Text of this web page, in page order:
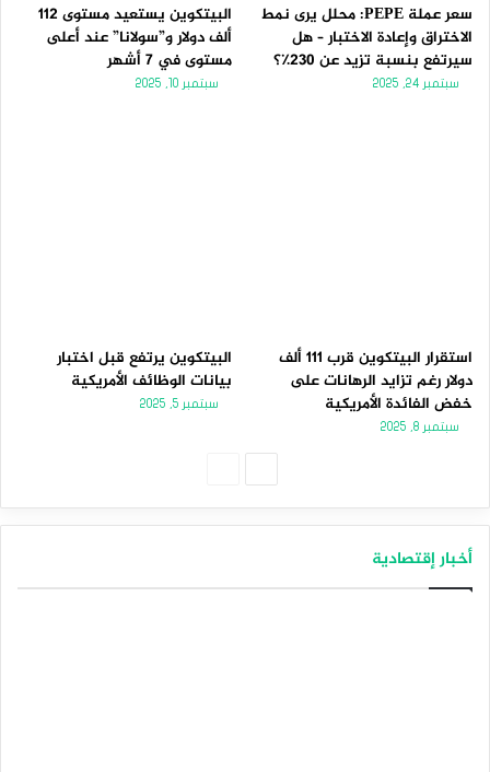
سعر عملة PEPE: محلل يرى نمط
الاختراق وإعادة الاختبار – هل
سيرتفع بنسبة تزيد عن 230٪؟
سبتمبر 24, 2025
البيتكوين يستعيد مستوى 112
ألف دولار و”سولانا” عند أعلى
مستوى في 7 أشهر
سبتمبر 10, 2025
استقرار البيتكوين قرب 111 ألف
دولار رغم تزايد الرهانات على
خفض الفائدة الأمريكية
سبتمبر 8, 2025
البيتكوين يرتفع قبل اختبار
بيانات الوظائف الأمريكية
سبتمبر 5, 2025
أخبار إقتصادية